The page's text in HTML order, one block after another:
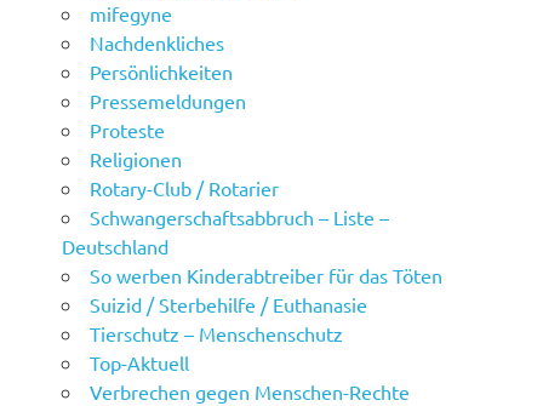
mifegyne
Nachdenkliches
Persönlichkeiten
Pressemeldungen
Proteste
Religionen
Rotary-Club / Rotarier
Schwangerschaftsabbruch – Liste –
Deutschland
So werben Kinderabtreiber für das Töten
Suizid / Sterbehilfe / Euthanasie
Tierschutz – Menschenschutz
Top-Aktuell
Verbrechen gegen Menschen-Rechte